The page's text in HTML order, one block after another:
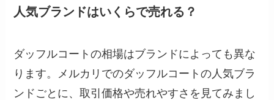
人気ブランドはいくらで売れる？
ダッフルコートの相場はブランドによっても異な
ります。メルカリでのダッフルコートの人気ブラ
ンドごとに、取引価格や売れやすさを見てみまし